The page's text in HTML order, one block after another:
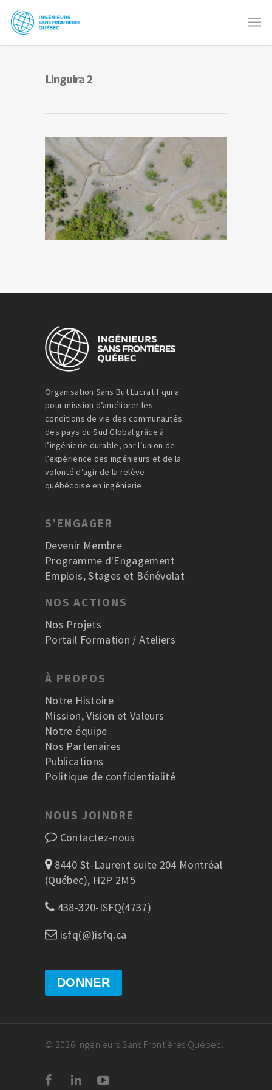
Linguira 2
Organisation Sans But Lucratif qui a
pour mission d’améliorer les
conditions de vie des communautés
des pays du Sud Global grâce à
l’ingénierie durable, par l’union de
l’expérience des ingénieurs et de la
volonté d’agir de la relève
québécoise en ingénierie.
S’ENGAGER
Devenir Membre
Programme d'Engagement
Emplois, Stages et Bénévolat
NOS ACTIONS
Nos Projets
Portail Formation / Ateliers
À PROPOS
Notre Histoire
Mission, Vision et Valeurs
Notre équipe
Nos Partenaires
Publications
Politique de confidentialité
NOUS JOINDRE
Contactez-nous
8440 St-Laurent suite 204 Montréal
(Québec), H2P 2M5
438-320-ISFQ(4737)
isfq(@)isfq.ca
DONNER
© 2026 Ingénieurs Sans Frontières Québec.